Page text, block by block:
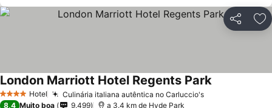
Partilhar
4 EstrelasHotel Culinária italiana autêntica no Carluccio's
London Marriott Hotel Regents Park
8,4 Muito boa 9.499 a 3.4 km de Hyde Park